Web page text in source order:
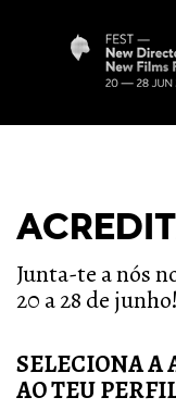
Junta-te a nós
20 a 28 de junho!
SELECIONA A
AO TEU